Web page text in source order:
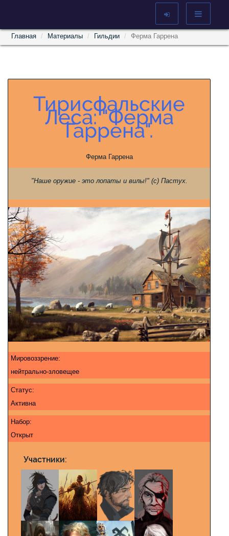
Главная Материалы Гильдии Ферма Гаррена
Тирисфальские
Леса: "Ферма
Гаррена".
Ферма Гаррена
"Наше оружие - это лопаты и вилы!" (с) Пастух.
Мировоззрение:
нейтрально-зловещее
Статус:
Активна
Набор:
Открыт
Участники: